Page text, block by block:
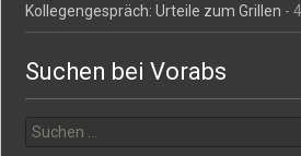
Kollegengespräch: Urteile zum Grillen -
Suchen bei Vorabs
nach: